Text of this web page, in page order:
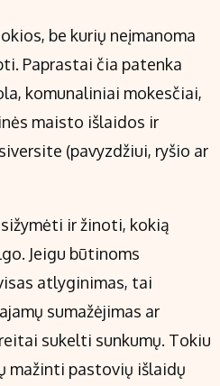
be kurių neįmanoma
Paprastai čia patenka
komunaliniai mokesčiai,
maisto išlaidos ir
(pavyzdžiui, ryšio ar
ir žinoti, kokią
Jeigu būtinoms
atlyginimas, tai
sumažėjimas ar
sukelti sunkumų. Tokiu
mažinti pastovių išlaidų